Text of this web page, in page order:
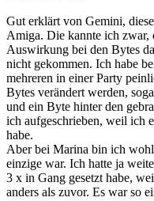
Gut erklärt von Gemini,
Amiga. Die kannte ich zwar,
Auswirkung bei den Bytes
nicht gekommen. Ich habe
mehreren in einer Party
Bytes verändert werden,
und ein Byte hinter den
ich aufgeschrieben, weil ich
habe.
Aber bei Marina bin ich
einzige war. Ich hatte ja
3 x in Gang gesetzt habe,
anders als zuvor. Es war so